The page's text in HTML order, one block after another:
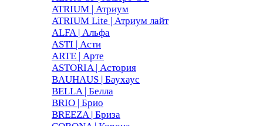
ATRIUM | Атриум
ATRIUM Lite | Атриум лайт
ALFA | Альфа
ASTI | Асти
ARTE | Арте
ASTORIA | Астория
BAUHAUS | Баухаус
BELLA | Белла
BRIO | Брио
BREEZA | Бриза